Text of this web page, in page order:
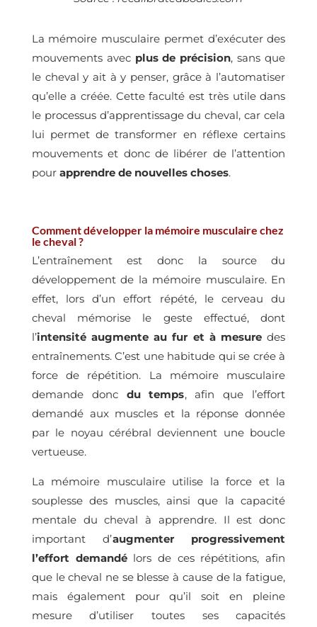
La mémoire musculaire permet d’exécuter des
mouvements avec plus de précision, sans que
le cheval y ait à y penser, grâce à l’automatiser
qu’elle a créée. Cette faculté est très utile dans
le processus d’apprentissage du cheval, car cela
lui permet de transformer en réflexe certains
mouvements et donc de libérer de l’attention
pour apprendre de nouvelles choses.
Comment développer la mémoire musculaire chez
le cheval ?
L’entraînement est donc la source du
développement de la mémoire musculaire. En
effet, lors d’un effort répété, le cerveau du
cheval mémorise le geste effectué, dont
l’intensité augmente au fur et à mesure des
entraînements. C’est une habitude qui se crée à
force de répétition. La mémoire musculaire
demande donc du temps, afin que l’effort
demandé aux muscles et la réponse donnée
par le noyau cérébral deviennent une boucle
vertueuse.
La mémoire musculaire utilise la force et la
souplesse des muscles, ainsi que la capacité
mentale du cheval à apprendre. Il est donc
important d’augmenter progressivement
l’effort demandé lors de ces répétitions, afin
que le cheval ne se blesse à cause de la fatigue,
mais également pour qu’il soit en pleine
mesure d’utiliser toutes ses capacités